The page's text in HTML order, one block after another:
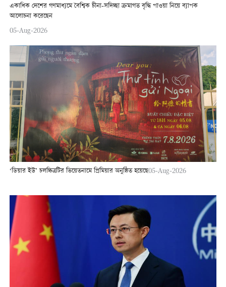
একাধিক দেশের গণমাধ্যমে বৈশ্বিক চীনা-সদিচ্ছা ক্রমাগত বৃদ্ধি পাওয়া নিয়ে ব্যাপক
আলোচনা করেছেন
05-Aug-2026
‘ডিয়ার ইউ’ চলচ্চিত্রটির ভিয়েতনামে প্রিমিয়ার অনুষ্ঠিত হয়েছে05-Aug-2026